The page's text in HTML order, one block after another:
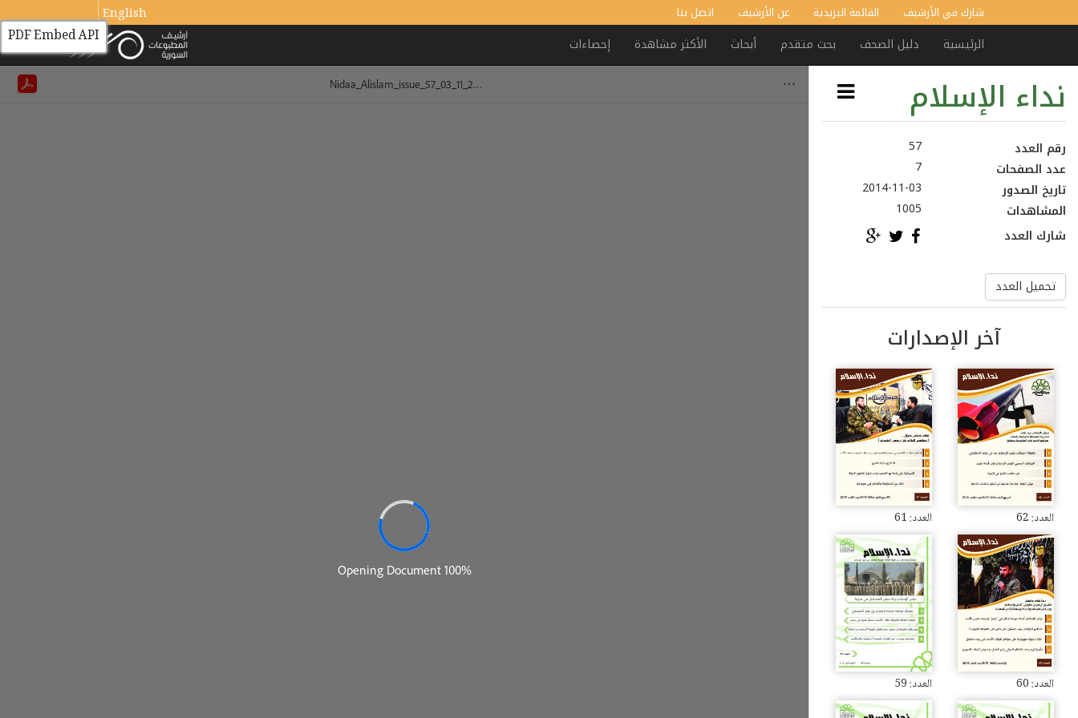
شارك في الأرشيف القائمة البريدية عن الأرشيف اتصل بنا English
الرئيسية دليل الصحف بحث متقدم أبحاث الأكثر مشاهدة إحصاءات
نداء الإسلام
رقم العدد
57
عدد الصفحات
7
تاريخ الصدور
2014-11-03
المشاهدات
1005
شارك العدد
تحميل العدد
آخر الإصدارات
العدد: 62 العدد: 61
العدد: 60 العدد: 59
PDF Embed API